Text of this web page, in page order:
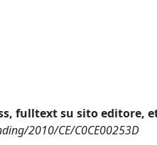
fulltext su sito editore,
2010/CE/C0CE00253D